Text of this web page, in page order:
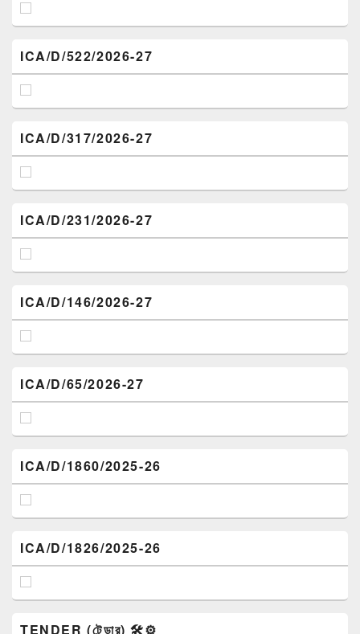
ICA/D/522/2026-27
ICA/D/317/2026-27
ICA/D/231/2026-27
ICA/D/146/2026-27
ICA/D/65/2026-27
ICA/D/1860/2025-26
ICA/D/1826/2025-26
TENDER (টেন্ডার) 🛠️⚙️